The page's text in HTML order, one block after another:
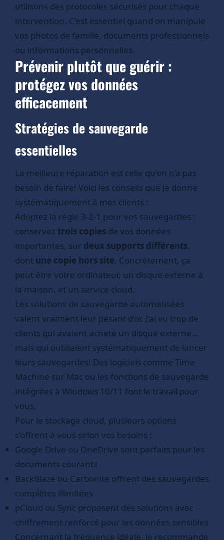
utilisons des protocoles sécurisés pour chaque
intervention. C’est essentiel quand on manipule
vos photos de famille, documents professionnels
ou informations personnelles.
Prévenir plutôt que guérir :
protégez vos données
efficacement
Stratégies de sauvegarde
essentielles
La meilleure réparation est celle qu’on n’a pas
besoin de faire! Voici les conseils que je donne
systématiquement à mes clients :
Adoptez la règle 3-2-1 pour vos sauvegardes :
conservez trois copies de vos données
importantes, sur deux supports différents,
dont une copie hors site. Concrètement, ça
peut être votre ordinateur, un disque externe à
la maison, et un service cloud.
Les solutions de sauvegarde automatisées
valent vraiment leur pesant d’or. J’ai vu trop de
clients qui avaient acheté un disque externe…
mais qui oubliaient systématiquement de lancer
leurs sauvegardes! Des logiciels comme Time
Machine sur Mac ou les fonctions de sauvegarde
intégrées à Windows 10/11 font le travail pour
vous.
Pour le stockage cloud, plusieurs options
s’offrent à vous selon vos besoins :
Google Drive ou OneDrive sont parfaits pour les
documents courants
BackBlaze ou Carbonite offrent des sauvegardes
complètes illimitées
pCloud ou Sync proposent des solutions avec
chiffrement renforcé pour les données sensibles
Concernant la fréquence idéale, je recommande